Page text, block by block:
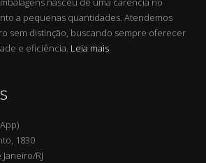
a pequenas quantidades. Atendemos
sem distinção, buscando sempre oferecer
e eficiência. Leia mais
1830
RJ